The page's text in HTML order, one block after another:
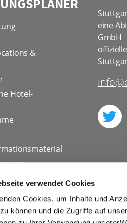
verwendet Cookies
Cookies, um Inhalte und
können und die Zugriffe auf
&
Hotel-
eine
GmbH
Datenschutz